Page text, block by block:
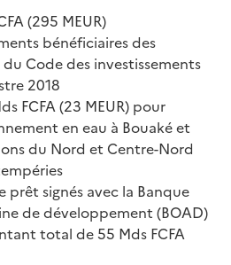
(295 MEUR)
bénéficiaires des
Code des investissements
2018
FCFA (23 MEUR) pour
en eau à Bouaké et
du Nord et Centre-Nord
prêt signés avec la Banque
de développement (BOAD)
total de 55 Mds FCFA